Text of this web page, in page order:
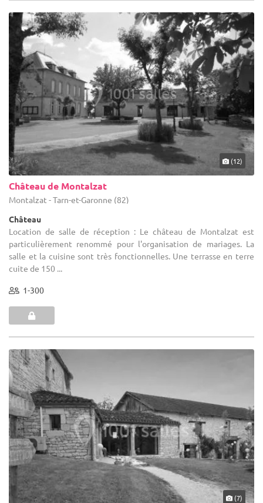
(12)
Château de Montalzat
Montalzat - Tarn-et-Garonne (82)
Château
Location de salle de réception : Le château de Montalzat est
particulièrement renommé pour l'organisation de mariages. La
salle et la cuisine sont très fonctionnelles. Une terrasse en terre
cuite de 150 ...
1-300
(7)